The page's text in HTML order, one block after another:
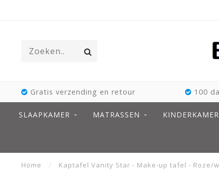
Gratis verzending en retour 100
SLAAPKAMER MATRASSEN KINDERKAMER
Home / Kaptafel Vanity Star - Make-up tafel - Roze/